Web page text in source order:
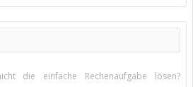
die einfache Rechenaufgabe lösen?